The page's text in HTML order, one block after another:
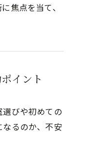
焦点を当て、
イント
びや初めての
るのか、不安